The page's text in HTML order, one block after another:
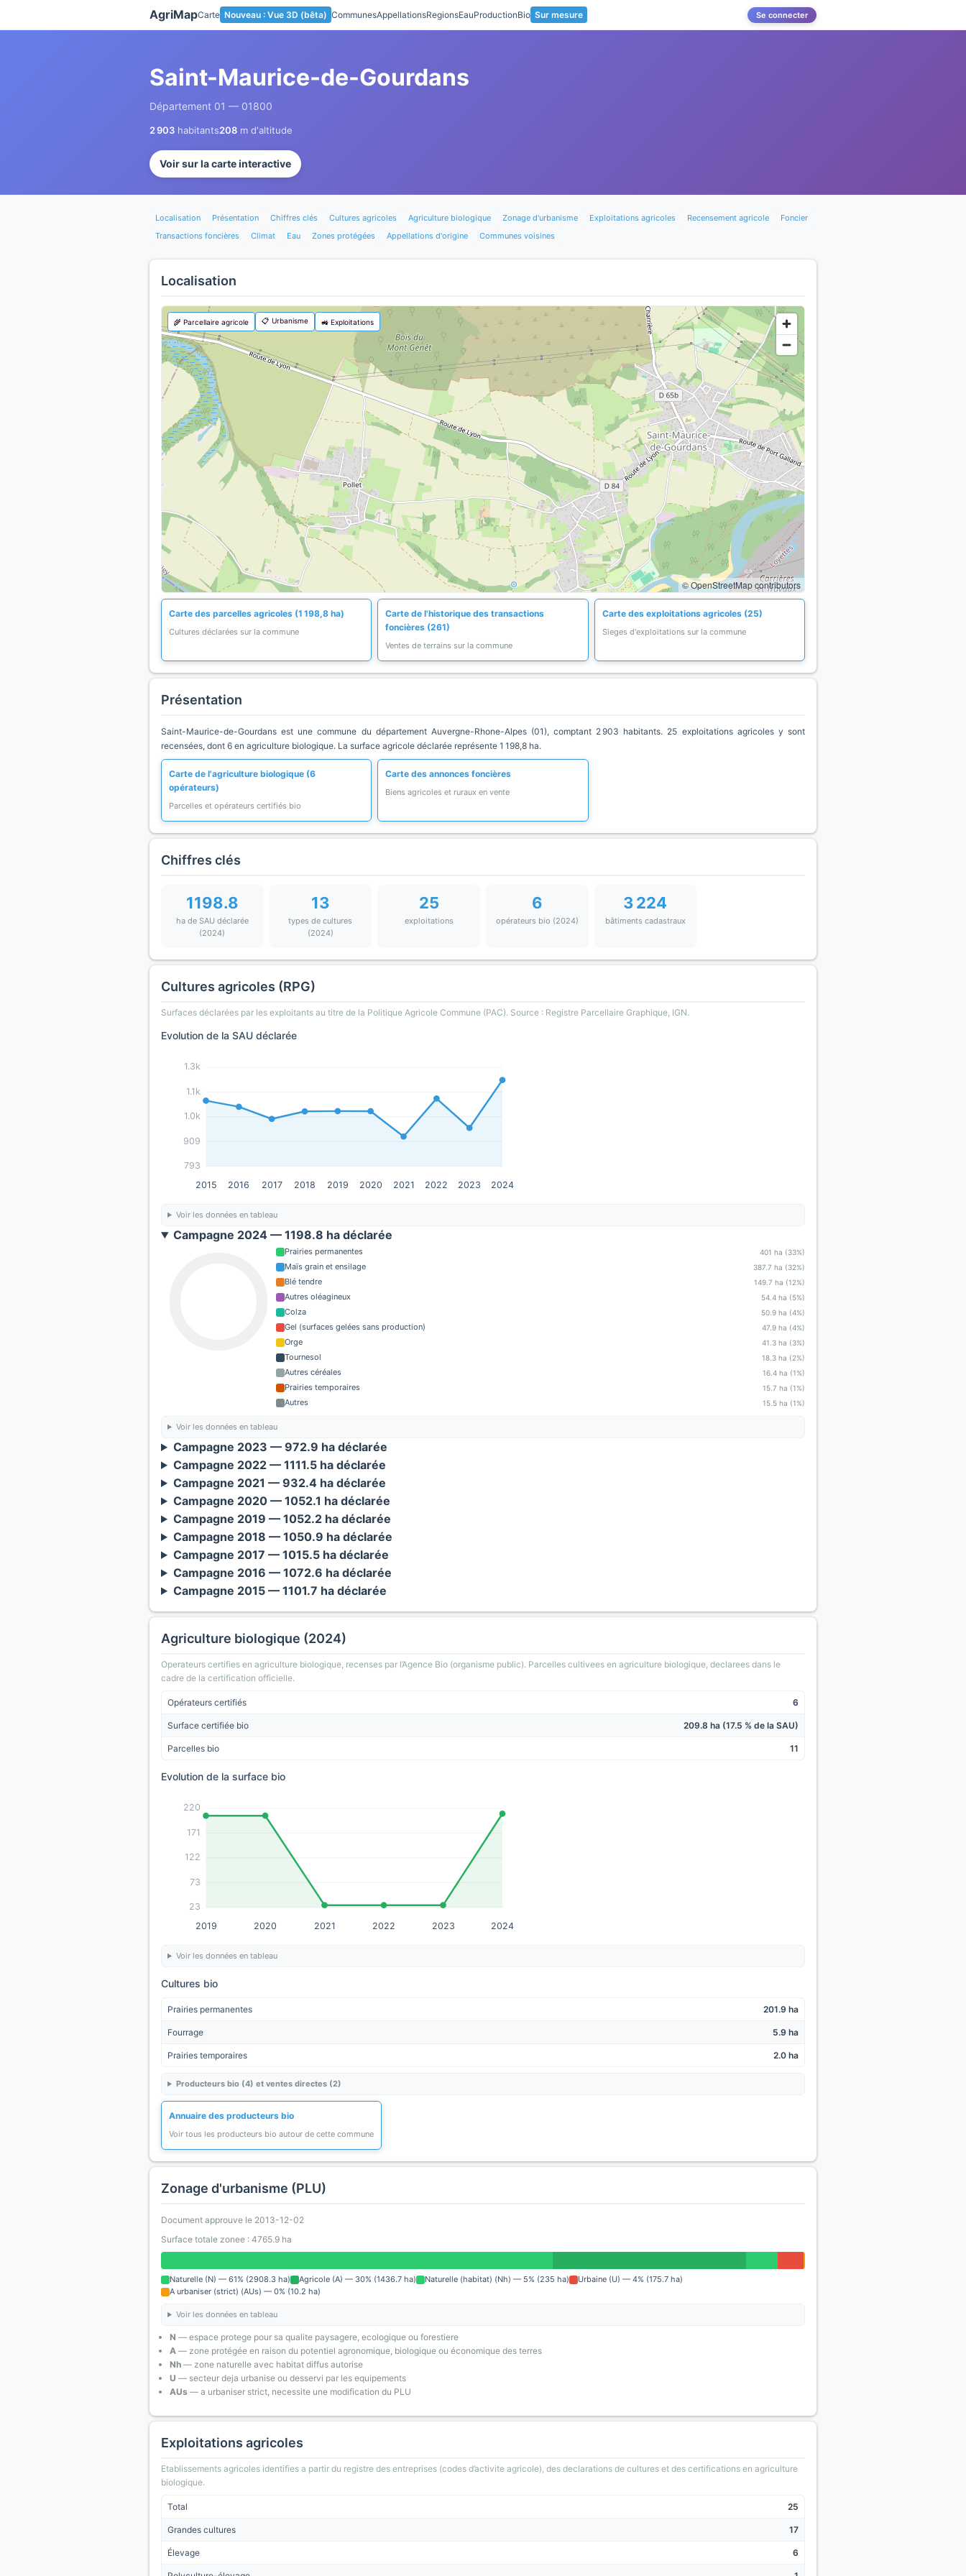
AgriMapCarte Nouveau : Vue 3D (bêta) CommunesAppellationsRegionsEauProductionBio Sur mesure Se connecter
Saint-Maurice-de-Gourdans
Département 01 — 01800
2 903 habitants208 m d'altitude
Voir sur la carte interactive
Localisation Présentation Chiffres clés Cultures agricoles Agriculture biologique Zonage d'urbanisme Exploitations agricoles Recensement agricole
Foncier
Transactions foncières
Climat Eau Zones protégées Appellations d'origine Communes voisines
Localisation
© OpenStreetMap contributors
🌾 Parcellaire agricole 📋 Urbanisme 🚜 Exploitations
Carte des parcelles agricoles (1 198,8 ha)
Cultures déclarées sur la commune
Carte de l'historique des transactions
foncières (261)
Ventes de terrains sur la commune
Carte des exploitations agricoles (25)
Sieges d'exploitations sur la commune
Présentation
Saint-Maurice-de-Gourdans est une commune du département Auvergne-Rhone-Alpes (01), comptant 2 903 habitants. 25 exploitations agricoles y sont
recensées, dont 6 en agriculture biologique. La surface agricole déclarée représente 1 198,8 ha.
Carte de l'agriculture biologique (6
opérateurs)
Parcelles et opérateurs certifiés bio
Carte des annonces foncières
Biens agricoles et ruraux en vente
Chiffres clés
1198.8
ha de SAU déclarée
(2024)
13
types de cultures
(2024)
25
exploitations
6
opérateurs bio (2024)
3 224
bâtiments cadastraux
Cultures agricoles (RPG)
Surfaces déclarées par les exploitants au titre de la Politique Agricole Commune (PAC). Source : Registre Parcellaire Graphique, IGN.
Evolution de la SAU déclarée
793
909
1.0k
1.1k
1.3k
2015 2016 2017 2018 2019 2020 2021 2022 2023 2024
Voir les données en tableau
Campagne 2024 — 1198.8 ha déclarée
Prairies permanentes 401 ha (33%)
Maïs grain et ensilage 387.7 ha (32%)
Blé tendre 149.7 ha (12%)
Autres oléagineux 54.4 ha (5%)
Colza 50.9 ha (4%)
Gel (surfaces gelées sans production) 47.9 ha (4%)
Orge 41.3 ha (3%)
Tournesol 18.3 ha (2%)
Autres céréales 16.4 ha (1%)
Prairies temporaires 15.7 ha (1%)
Autres 15.5 ha (1%)
Voir les données en tableau
Campagne 2023 — 972.9 ha déclarée
Campagne 2022 — 1111.5 ha déclarée
Campagne 2021 — 932.4 ha déclarée
Campagne 2020 — 1052.1 ha déclarée
Campagne 2019 — 1052.2 ha déclarée
Campagne 2018 — 1050.9 ha déclarée
Campagne 2017 — 1015.5 ha déclarée
Campagne 2016 — 1072.6 ha déclarée
Campagne 2015 — 1101.7 ha déclarée
Agriculture biologique (2024)
Operateurs certifies en agriculture biologique, recenses par l’Agence Bio (organisme public). Parcelles cultivees en agriculture biologique, declarees dans le
cadre de la certification officielle.
Opérateurs certifiés 6
Surface certifiée bio 209.8 ha (17.5 % de la SAU)
Parcelles bio 11
Evolution de la surface bio
23
73
122
171
220
2019 2020 2021 2022 2023 2024
Voir les données en tableau
Cultures bio
Prairies permanentes 201.9 ha
Fourrage 5.9 ha
Prairies temporaires 2.0 ha
Producteurs bio (4) et ventes directes (2)
Annuaire des producteurs bio
Voir tous les producteurs bio autour de cette commune
Zonage d'urbanisme (PLU)
Document approuve le 2013-12-02
Surface totale zonee : 4765.9 ha
Naturelle (N) — 61% (2908.3 ha) Agricole (A) — 30% (1436.7 ha) Naturelle (habitat) (Nh) — 5% (235 ha)
Urbaine (U) — 4% (175.7 ha)
A urbaniser (strict) (AUs) — 0% (10.2 ha)
Voir les données en tableau
N — espace protege pour sa qualite paysagere, ecologique ou forestiere
A — zone protégée en raison du potentiel agronomique, biologique ou économique des terres
Nh — zone naturelle avec habitat diffus autorise
U — secteur deja urbanise ou desservi par les equipements
AUs — a urbaniser strict, necessite une modification du PLU
Exploitations agricoles
Etablissements agricoles identifies a partir du registre des entreprises (codes d’activite agricole), des declarations de cultures et des certifications en agriculture
biologique.
Total 25
Grandes cultures 17
Élevage 6
Panneau de gestion des cookies